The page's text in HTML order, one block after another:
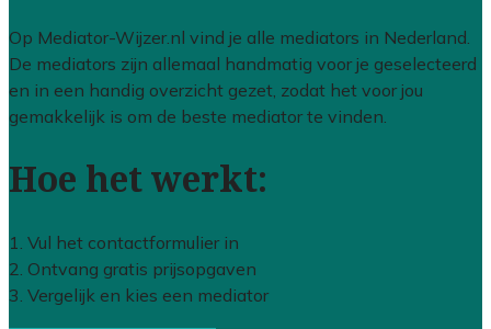
Op Mediator-Wijzer.nl vind je alle mediators in Nederland.
De mediators zijn allemaal handmatig voor je geselecteerd
en in een handig overzicht gezet, zodat het voor jou
gemakkelijk is om de beste mediator te vinden.
Hoe het werkt:
1. Vul het contactformulier in
2. Ontvang gratis prijsopgaven
3. Vergelijk en kies een mediator